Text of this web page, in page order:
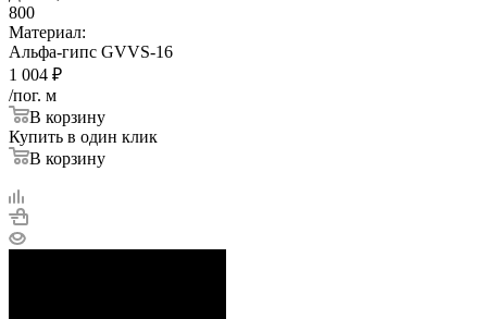
800
Материал:
Альфа-гипс GVVS-16
1 004 ₽
/пог. м
В корзину
Купить в один клик
В корзину